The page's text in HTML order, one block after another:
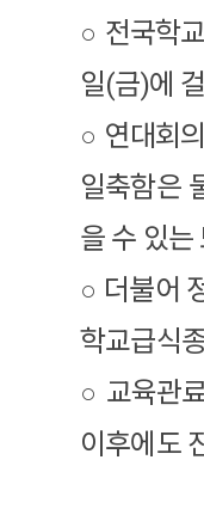
○ 전국학
일(금)에
○ 연대회
일축함은
을 수 있는
○ 더불어
학교급식
○ 교육관
이후에도